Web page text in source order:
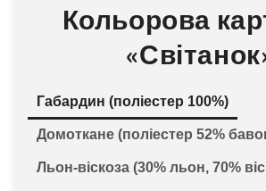
Кольорова
Габардин (поліестер 100%)
Домоткане (поліестер 52%
Льон-віскоза (30% льон, 70%